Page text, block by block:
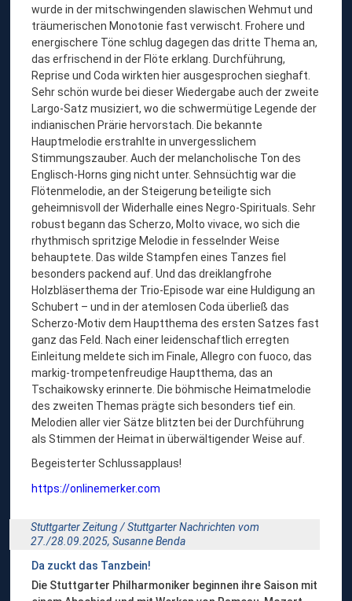
wurde in der mitschwingenden slawischen Wehmut und
träumerischen Monotonie fast verwischt. Frohere und
energischere Töne schlug dagegen das dritte Thema an,
das erfrischend in der Flöte erklang. Durchführung,
Reprise und Coda wirkten hier ausgesprochen sieghaft.
Sehr schön wurde bei dieser Wiedergabe auch der zweite
Largo-Satz musiziert, wo die schwermütige Legende der
indianischen Prärie hervorstach. Die bekannte
Hauptmelodie erstrahlte in unvergesslichem
Stimmungszauber. Auch der melancholische Ton des
Englisch-Horns ging nicht unter. Sehnsüchtig war die
Flötenmelodie, an der Steigerung beteiligte sich
geheimnisvoll der Widerhalle eines Negro-Spirituals. Sehr
robust begann das Scherzo, Molto vivace, wo sich die
rhythmisch spritzige Melodie in fesselnder Weise
behauptete. Das wilde Stampfen eines Tanzes fiel
besonders packend auf. Und das dreiklangfrohe
Holzbläserthema der Trio-Episode war eine Huldigung an
Schubert – und in der atemlosen Coda überließ das
Scherzo-Motiv dem Hauptthema des ersten Satzes fast
ganz das Feld. Nach einer leidenschaftlich erregten
Einleitung meldete sich im Finale, Allegro con fuoco, das
markig-trompetenfreudige Hauptthema, das an
Tschaikowsky erinnerte. Die böhmische Heimatmelodie
des zweiten Themas prägte sich besonders tief ein.
Melodien aller vier Sätze blitzten bei der Durchführung
als Stimmen der Heimat in überwältigender Weise auf.
Begeisterter Schlussapplaus!
https://onlinemerker.com
Stuttgarter Zeitung / Stuttgarter Nachrichten vom
27./28.09.2025,Susanne Benda
Da zuckt das Tanzbein!
Die Stuttgarter Philharmoniker beginnen ihre Saison mit